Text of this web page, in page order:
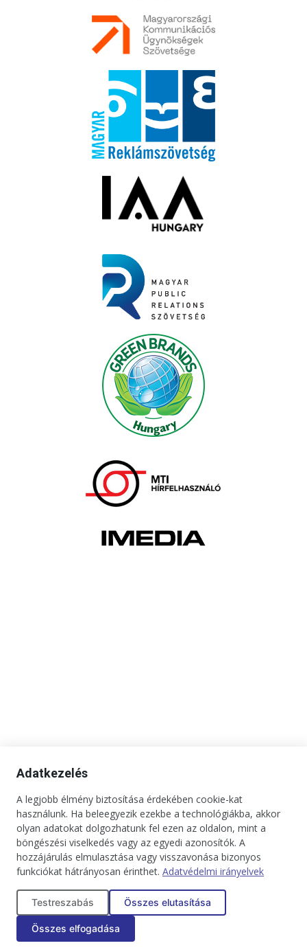
Kapcsolat Impresszum Médiaajánlat
Jogi tudnivalók
Adatkezelési tájékoztató
Copyright © 2025. Minden jog fenntartva. onBRANDS
Adatkezelés
A legjobb élmény biztosítása érdekében cookie-kat
használunk. Ha beleegyezik ezekbe a technológiákba, akkor
olyan adatokat dolgozhatunk fel ezen az oldalon, mint a
böngészési viselkedés vagy az egyedi azonosítók. A
hozzájárulás elmulasztása vagy visszavonása bizonyos
funkciókat hátrányosan érinthet. Adatvédelmi irányelvek
Testreszabás Összes elutasítása
Összes elfogadása